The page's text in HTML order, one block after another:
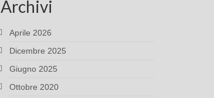
Archivi
Aprile 2026
Dicembre 2025
Giugno 2025
Ottobre 2020